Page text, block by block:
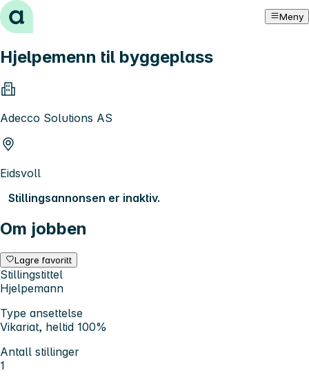
Hopp til innhold Meny
Hjelpemenn til byggeplass
Adecco Solutions AS
Eidsvoll
Stillingsannonsen er inaktiv.
Om jobben
Lagre favoritt
Stillingstittel
Hjelpemann
Type ansettelse
Vikariat, heltid 100%
Antall stillinger
1